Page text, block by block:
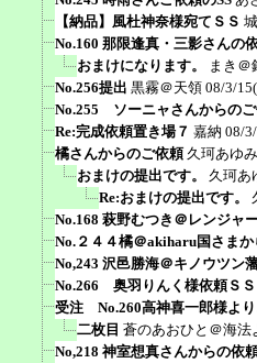
【納品】風杜神奈様宛てＳＳ
No.160 那限逢真・三影さんの
おまけになります。
まき＠
No.256提出 黒霧＠天領 08/3/
No.255 ソーニャさんからの
Re:完成依頼置き場７ 嘉納 08/
橘さんからのご依頼 久珂あゆ
おまけの提出です。
久珂あ
Re:おまけの提出です。
No.168 萩野むつき＠レンジャ
No.２４４橘＠akiharu国さま
No,243 沢邑勝海＠キノウツン
No.266 奥羽りんく様依頼ＳＳ
受注 No.260高神喜一郎様より
二枚目 蒼のあおひと＠海法
No,218 神室想真さんからの依